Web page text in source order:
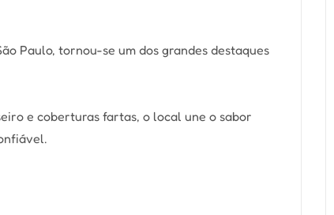
Paulo, tornou-se um dos grandes destaques
e coberturas fartas, o local une o sabor